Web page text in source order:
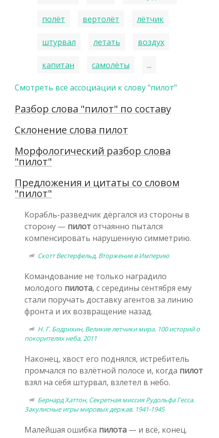
полёт вертолёт лётчик
штурвал летать воздух
капитан самолёты ...
Смотреть все ассоциации к слову "пилот"
Разбор слова "пилот" по составу
Склонение слова пилот
Морфологический разбор слова
"пилот"
Предложения и цитаты со словом
"пилот"
Корабль-разведчик дёргался из стороны в
сторону — пилототчаянно пытался
компенсировать нарушенную симметрию.
Скотт Вестерфельд, Вторжение в Империю
Командование не только наградило
молодого пилота, с середины сентября ему
стали поручать доставку агентов за линию
фронта и их возвращение назад.
Н. Г. Бодрихин, Великие летчики мира. 100 историй о
покорителях неба, 2011
Наконец, хвост его поднялся, истребитель
промчался по взлётной полосе и, когда пилот
взял на себя штурвал, взлетел в небо.
Бернард Хаттон, Секретная миссия Рудольфа Гесса.
Закулисные игры мировых держав. 1941-1945
Малейшая ошибка пилота — и всё, конец.